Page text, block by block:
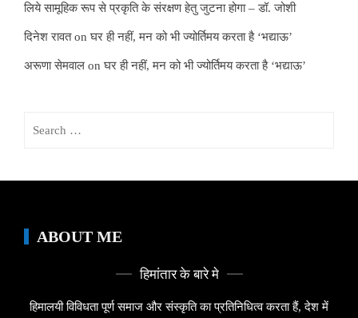
लिये सामूहिक रूप से प्रकृति के संरक्षण हेतु जुटना होगा – डॉ. जोशी
दिनेश रावतonघर ही नहीं, मन को भी ज्योर्तिमय करता है ‘भद्याऊ’
अरूणा सेमवाल onघर ही नहीं, मन को भी ज्योर्तिमय करता है ‘भद्याऊ’
ABOUT ME
हिमांतार के बारे मे
हिमालयी विविधता पूर्ण समाज और संस्कृति का प्रतिनिधित्व करता हैं, देश में